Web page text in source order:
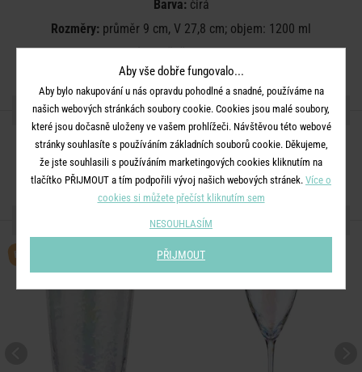
Barva:čirá
Rozměry: průměr 9 cm, V 27,8 cm; objem: 1200 ml
Materiál:ručně foukané sklo
SDÍLEJTE S PŘÁTELI
DALŠÍ PRODUKTY ZE SÉRIE
BESTSELLER
Aby vše dobře fungovalo...
Aby bylo nakupování u nás opravdu pohodlné a snadné, používáme na
našich webových stránkách soubory cookie. Cookies jsou malé soubory,
které jsou dočasně uloženy ve vašem prohlížeči. Návštěvou této webové
stránky souhlasíte s používáním základních souborů cookie. Děkujeme,
že jste souhlasili s používáním marketingových cookies kliknutím na
tlačítko PŘIJMOUT a tím podpořili vývoj našich webových stránek. Více o
cookies si můžete přečíst kliknutím sem
NESOUHLASÍM
PŘIJMOUT